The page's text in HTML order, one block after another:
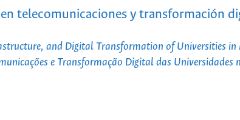
telecomunicaciones y transformación
and Digital Transformation of Universities in
e Transformação Digital das Universidades